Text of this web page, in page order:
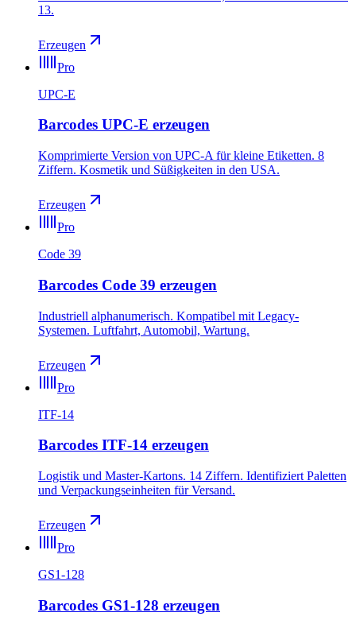
13.
Erzeugen
Pro
UPC-E
Barcodes UPC-E erzeugen
Komprimierte Version von UPC-A für kleine Etiketten. 8
Ziffern. Kosmetik und Süßigkeiten in den USA.
Erzeugen
Pro
Code 39
Barcodes Code 39 erzeugen
Industriell alphanumerisch. Kompatibel mit Legacy-
Systemen. Luftfahrt, Automobil, Wartung.
Erzeugen
Pro
ITF-14
Barcodes ITF-14 erzeugen
Logistik und Master-Kartons. 14 Ziffern. Identifiziert Paletten
und Verpackungseinheiten für Versand.
Erzeugen
Pro
GS1-128
Barcodes GS1-128 erzeugen